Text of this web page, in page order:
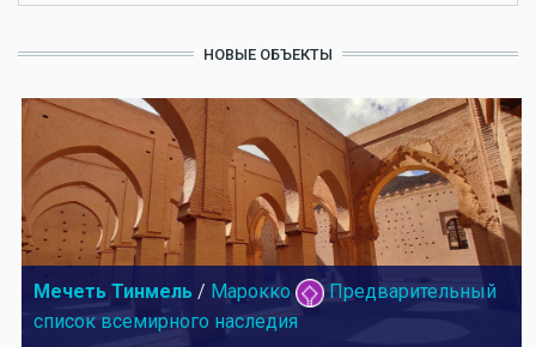
НОВЫЕ ОБЪЕКТЫ
Мечеть Тинмель / Марокко
Предварительный
список всемирного наследия